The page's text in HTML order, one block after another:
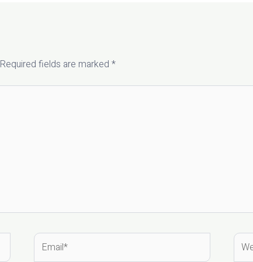
Required fields are marked *
Email*